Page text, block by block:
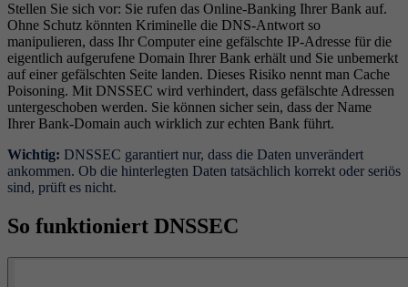
Stellen Sie sich vor: Sie rufen das Online-Banking Ihrer Bank auf.
Ohne Schutz könnten Kriminelle die DNS-Antwort so
manipulieren, dass Ihr Computer eine gefälschte IP-Adresse für die
eigentlich aufgerufene Domain Ihrer Bank erhält und Sie unbemerkt
auf einer gefälschten Seite landen. Dieses Risiko nennt man Cache
Poisoning. Mit DNSSEC wird verhindert, dass gefälschte Adressen
untergeschoben werden. Sie können sicher sein, dass der Name
Ihrer Bank-Domain auch wirklich zur echten Bank führt.
Wichtig: DNSSEC garantiert nur, dass die Daten unverändert
ankommen. Ob die hinterlegten Daten tatsächlich korrekt oder seriös
sind, prüft es nicht.
So funktioniert DNSSEC